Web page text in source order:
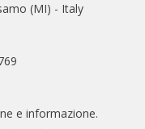
(MI) - Italy
e informazione.